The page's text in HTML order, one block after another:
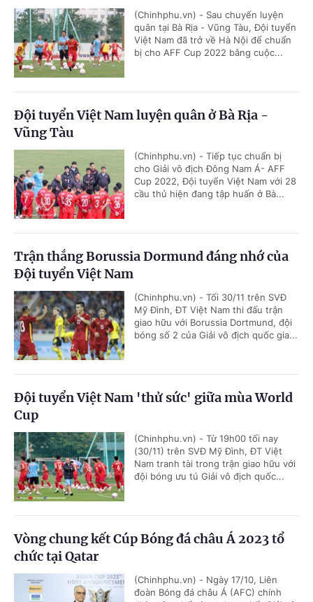
(Chinhphu.vn) - Sau chuyến luyện
quân tại Bà Rịa - Vũng Tàu, Đội tuyển
Việt Nam đã trở về Hà Nội để chuẩn
bị cho AFF Cup 2022 bằng cuộc...
Đội tuyển Việt Nam luyện quân ở Bà Rịa -
Vũng Tàu
(Chinhphu.vn) - Tiếp tục chuẩn bị
cho Giải vô địch Đông Nam Á- AFF
Cup 2022, Đội tuyển Việt Nam với 28
cầu thủ hiện đang tập huấn ở Bà...
Trận thắng Borussia Dormund đáng nhớ của
Đội tuyển Việt Nam
(Chinhphu.vn) - Tối 30/11 trên SVĐ
Mỹ Đình, ĐT Việt Nam thi đấu trận
giao hữu với Borussia Dortmund, đội
bóng số 2 của Giải vô địch quốc gia...
Đội tuyển Việt Nam 'thử sức' giữa mùa World
Cup
(Chinhphu.vn) - Từ 19h00 tối nay
(30/11) trên SVĐ Mỹ Đình, ĐT Việt
Nam tranh tài trong trận giao hữu với
đội bóng ưu tú Giải vô địch quốc...
Vòng chung kết Cúp Bóng đá châu Á 2023 tổ
chức tại Qatar
(Chinhphu.vn) - Ngày 17/10, Liên
đoàn Bóng đá châu Á (AFC) chính